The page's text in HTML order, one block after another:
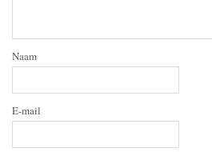
Naam
E-mail